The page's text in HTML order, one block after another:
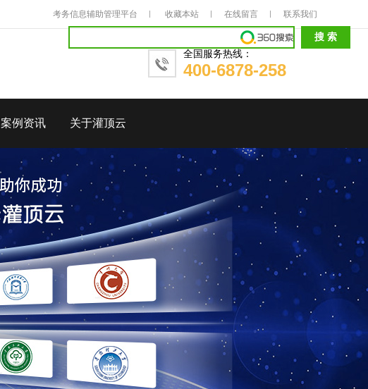
考务信息辅助管理平台 收藏本站 在线留言 联系我们
全国服务热线：
400-6878-258
案例资讯 关于灌顶云